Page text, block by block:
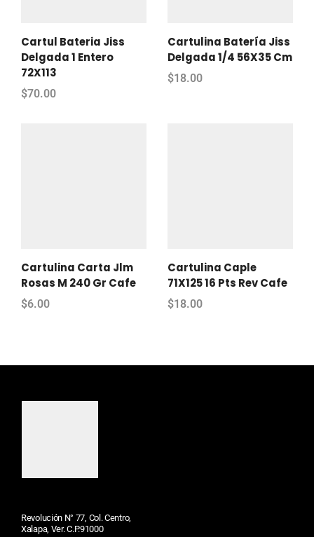
Cartul Bateria Jiss
Delgada 1 Entero
72X113
$70.00
Cartulina Batería Jiss
Delgada 1/4 56X35 Cm
$18.00
Cartulina Carta Jlm
Rosas M 240 Gr Cafe
$6.00
Cartulina Caple
71X125 16 Pts Rev Cafe
$18.00
Revolución N° 77, Col. Centro,
Xalapa, Ver. C.P.91000